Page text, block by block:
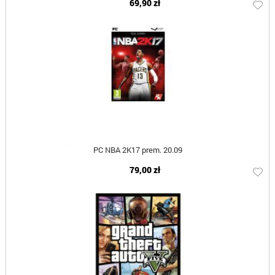
69,90 zł
PC NBA 2K17 prem. 20.09
79,00 zł